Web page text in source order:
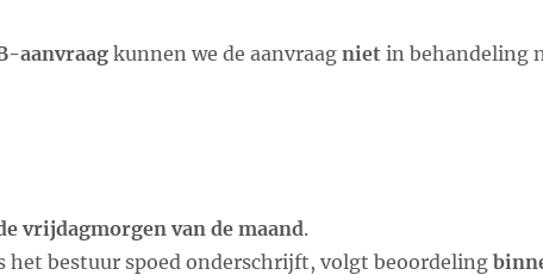
aanvraag kunnen we de aanvraag niet in behandeling
vrijdagmorgen van de maand.
bestuur spoed onderschrijft, volgt beoordeling